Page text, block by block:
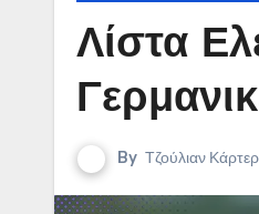
Λίστα
By Τζούλιαν Κάρτερ